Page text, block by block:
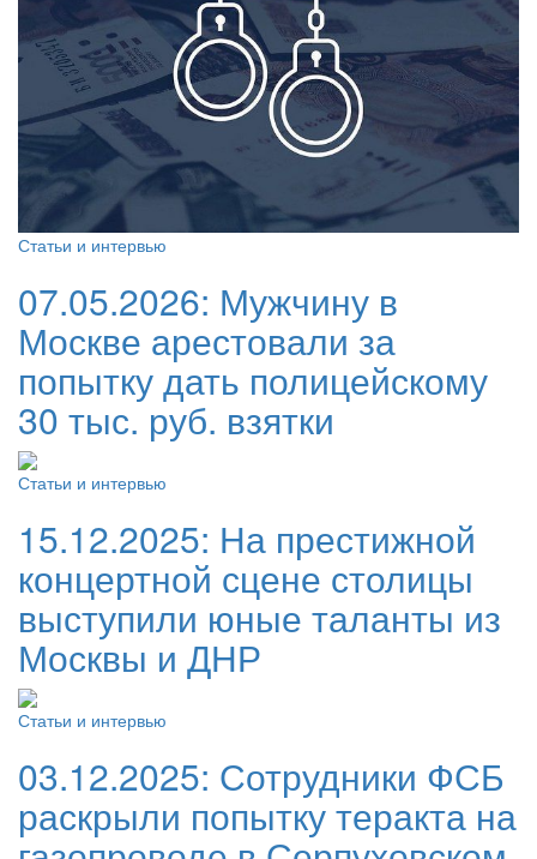
Статьи и интервью
07.05.2026: Мужчину в
Москве арестовали за
попытку дать полицейскому
30 тыс. руб. взятки
Статьи и интервью
15.12.2025: На престижной
концертной сцене столицы
выступили юные таланты из
Москвы и ДНР
Статьи и интервью
03.12.2025: Сотрудники ФСБ
раскрыли попытку теракта на